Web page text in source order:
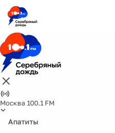
Москва 100.1 FM
Апатиты